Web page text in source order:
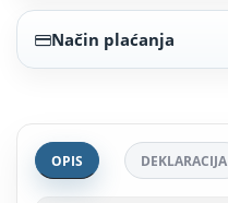
Način plaćanja
OPIS DEKLARACIJA